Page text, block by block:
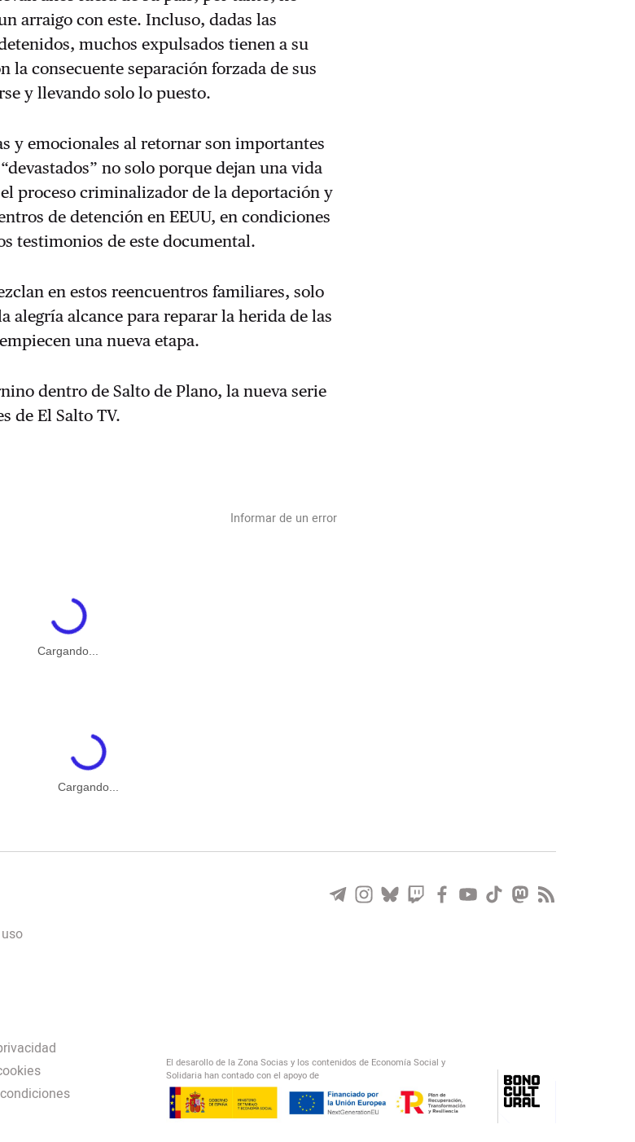
arraigo con este. Incluso, dadas las
muchos expulsados tienen a su
la consecuente separación forzada de sus
y llevando solo lo puesto.
y emocionales al retornar son importantes
no solo porque dejan una vida
proceso criminalizador de la deportación y
de detención en EEUU, en condiciones
testimonios de este documental.
en estos reencuentros familiares, solo
alegría alcance para reparar la herida de las
una nueva etapa.
dentro de Salto de Plano, la nueva serie
de El Salto TV.
Informar de un error
Cargando...
Cargando...
El desarollo de la Zona Socias y los contenidos de Economía Social y
Solidaria han contado con el apoyo de